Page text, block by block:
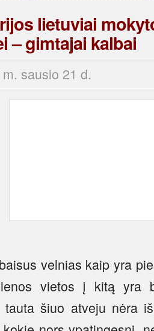
lietuviai
– gimtajai kalbai
sausio 21 d.
velnias kaip yra
vietos į kitą yra
šiuo atveju nėra